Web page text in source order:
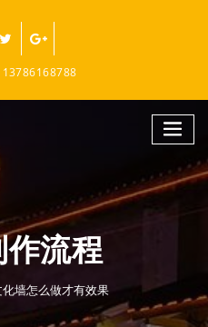
13786168788
作流程
墙怎么做才有效果